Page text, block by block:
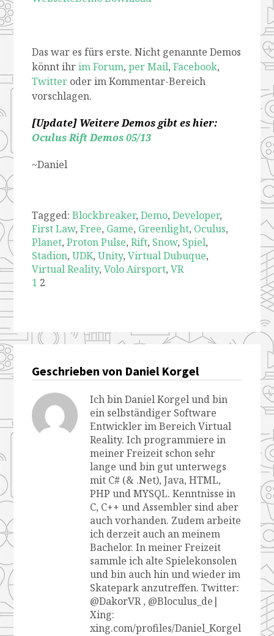
Das war es fürs erste. Nicht genannte Demos
könnt ihrim Forum,per Mail,Facebook,
Twitter oder im Kommentar-Bereich
vorschlagen.
[Update] Weitere Demos gibt es hier:
Oculus Rift Demos 05/13
~Daniel
Tagged:Blockbreaker,Demo,Developer,
First Law,Free, Game, Greenlight, Oculus,
Planet,Proton Pulse,Rift, Snow, Spiel,
Stadion,UDK,Unity,Virtual Dubuque,
Virtual Reality,Volo Airsport,VR
1 2
Geschrieben von Daniel Korgel
Ich bin Daniel Korgel und bin
ein selbständiger Software
Entwickler im Bereich Virtual
Reality. Ich programmiere in
meiner Freizeit schon sehr
lange und bin gut unterwegs
mit C# (& .Net), Java, HTML,
PHP und MYSQL. Kenntnisse in
C, C++ und Assembler sind aber
auch vorhanden. Zudem arbeite
ich derzeit auch an meinem
Bachelor. In meiner Freizeit
sammle ich alte Spielekonsolen
und bin auch hin und wieder im
Skatepark anzutreffen. Twitter:
@DakorVR , @Bloculus_de|
Xing:
xing.com/profiles/Daniel_Korgel